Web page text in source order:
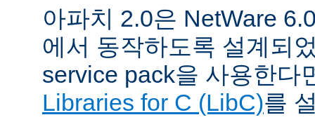
아파치 2.0은 NetWare
에서 동작하도록 설계되
service pack을 사용한다
Libraries for C (LibC)를